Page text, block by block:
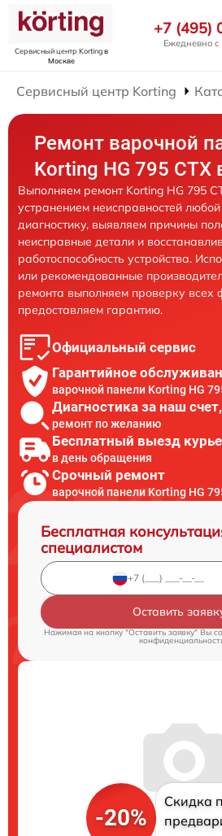
Сервисный центр Kortingв
Москве
+7 (495)
Ежедневно
Сервисный центр Korting
Ремонт варочной
Korting HG 795
Выполняем ремонт Korting HG 795
устранением неисправностей
диагностику, выявляем причины
неисправные детали и
работоспособность устройства.
или рекомендованные
ремонта выполняем проверку всех
предоставляем гарантию.
Официальный сервис
Гарантийное
варочной панели Korting HG
Диагностика за наш счет,
ремонт по желанию
Бесплатный выезд
в день обращения
Срочный ремонт
варочной панели Korting HG
Бесплатная
специалистом
Оставить
Нажимая на кнопку "Оставить заявку" Вы
-20%
Скидка